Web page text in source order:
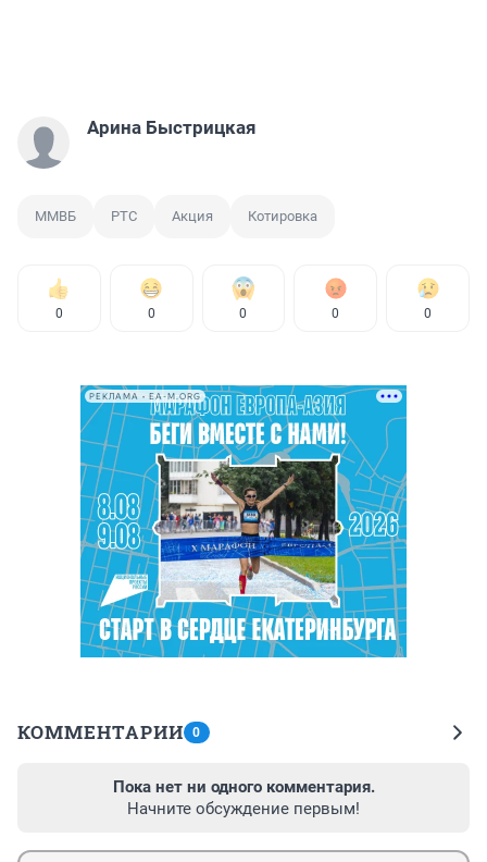
Арина Быстрицкая
ММВБ РТС Акция Котировка
0 0 0 0 0
РЕКЛАМА • EA-M.ORG
КОММЕНТАРИИ 0
Пока нет ни одного комментария.
Начните обсуждение первым!